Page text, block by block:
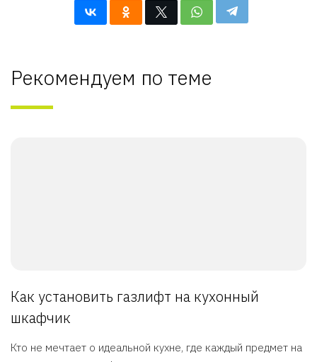
Рекомендуем по теме
Как установить газлифт на кухонный
шкафчик
Кто не мечтает о идеальной кухне, где каждый предмет на